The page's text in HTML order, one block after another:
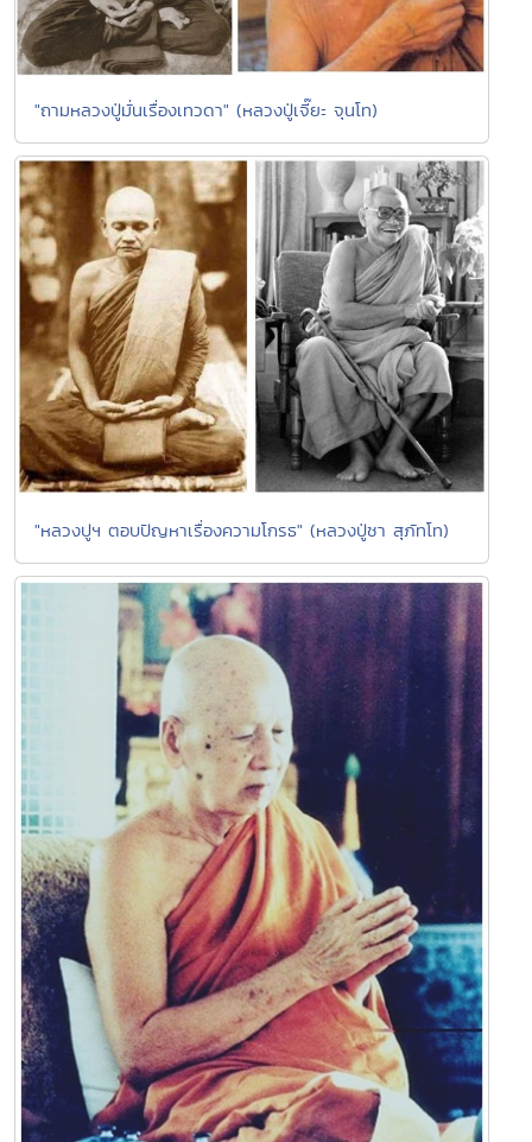
"ถามหลวงปู่มั่นเรื่องเทวดา" (หลวงปู่เจี๊ยะ จุนโท)
"หลวงปูฯ ตอบปัญหาเรื่องความโกรธ" (หลวงปู่ชา สุภัทโท)